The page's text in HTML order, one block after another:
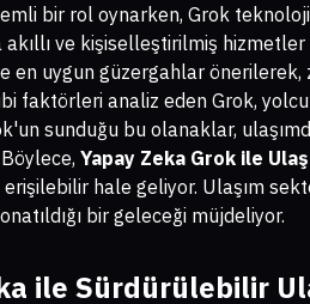
bir rol oynarken, Grok
akıllı ve kişiselleştirilmiş
en uygun güzergahlar önerilerek,
faktörleri analiz eden Grok,
sunduğu bu olanaklar,
Yapay Zeka Grok ile
hale geliyor. Ulaşım
bir geleceği müjdeliyor.
ile Sürdürülebilir